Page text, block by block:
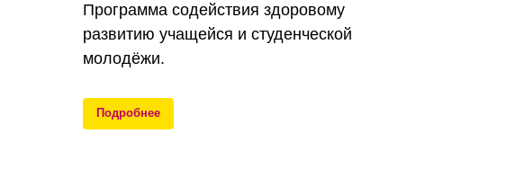
Программа содействия здоровому
развитию учащейся и студенческой
молодёжи.
Подробнее